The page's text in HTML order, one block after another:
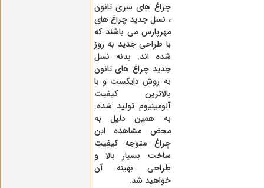
چراغ های سری تانون
، نسل جدید چراغ های
مهرپارس می باشند که
با طراحی جدید به روز
شده اند. بدنه نسل
جدید چراغ های تانون
به روش دایکست و با
بالاترین کیفیت
آلومینیوم تولید شده.
به همین دلیل به
محض مشاهده این
چراغ متوجه کیفیت
ساخت بسیار بالا و
طراحی بهینه آن
خواهید شد.